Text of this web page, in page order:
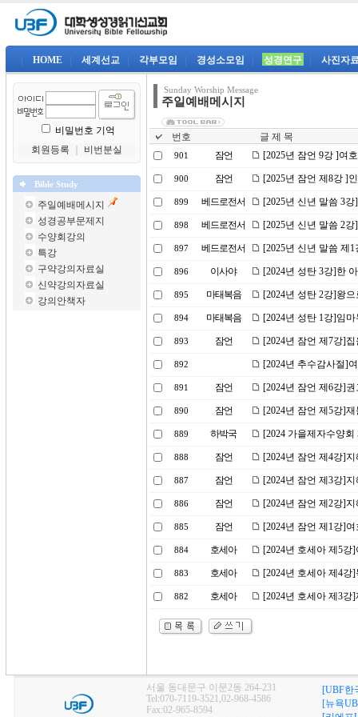
HOME 세계선교 각부모임 경성소모임 성경연구 사진자
비밀번호 기억
회원등록
비번분실
Bible Study
주일예배메시지
성경공부문제지
수양회강의
특강
구약강의자료실
신약강의자료실
강의안책자
Sunday Worship Message
주일예배메시지
번호 글 제 목
901 잠언 [2025년 잠언 9강 ]여
900 잠언 [2025년 잠언 제8강 ]
899 베드로전서 [2025년 신년 말씀 3
898 베드로전서 [2025년 신년 말씀 2
897 베드로전서 [2025년 신년 말씀 제
896 이사야 [2024년 성탄 3강]한
895 마태복음 [2024년 성탄 2강]왕
894 마태복음 [2024년 성탄 1강]임
893 잠언 [2024년 잠언 제7강]
892 [2024년 추수감사절]
891 잠언 [2024년 잠언 제6강]
890 잠언 [2024년 잠언 제5강]
889 하박국 [2024 가을제자수양
888 잠언 [2024년 잠언 제4강]
887 잠언 [2024년 잠언 제3강]
886 잠언 [2024년 잠언 제2강]
885 잠언 [2024년 잠언 제1강]
884 호세아 [2024년 호세아 제5강
883 호세아 [2024년 호세아 제4강
882 호세아 [2024년 호세아 제3
서울 동대문구 이문2동 264-231
Tel:070-7119-3521,02-968-4586
Fax:02-965-8594
[UBF한
[뉴욕